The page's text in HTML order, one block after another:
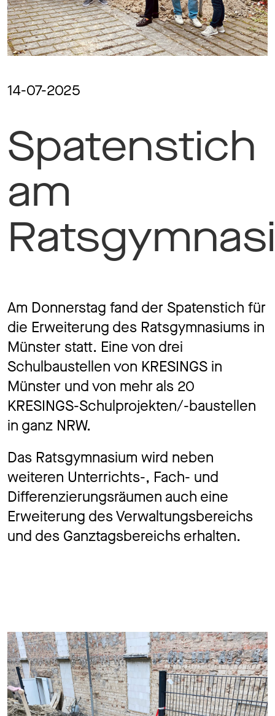
14-07-2025
Spatenstich
am
Am Donnerstag fand der Spatenstich für
die Erweiterung des Ratsgymnasiums in
Münster statt. Eine von drei
Schulbaustellen von KRESINGS in
Münster und von mehr als 20
KRESINGS-Schulprojekten/-baustellen
in ganz NRW.
Das Ratsgymnasium wird neben
weiteren Unterrichts-, Fach- und
Differenzierungsräumen auch eine
Erweiterung des Verwaltungsbereichs
und des Ganztagsbereichs erhalten.